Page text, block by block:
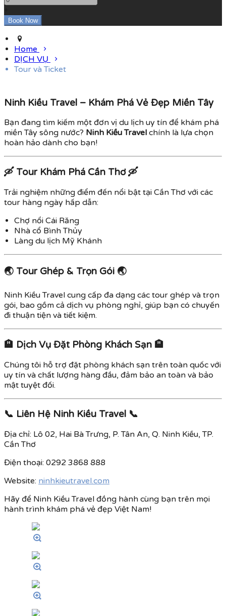
Home
DỊCH VỤ
Tour và Ticket
Ninh Kiều Travel – Khám Phá Vẻ Đẹp Miền Tây
Bạn đang tìm kiếm một đơn vị du lịch uy tín để khám phá
miền Tây sông nước? Ninh Kiều Travel chính là lựa chọn
hoàn hảo dành cho bạn!
🛶 Tour Khám Phá Cần Thơ 🛶
Trải nghiệm những điểm đến nổi bật tại Cần Thơ với các
tour hàng ngày hấp dẫn:
Chợ nổi Cái Răng
Nhà cổ Bình Thủy
Làng du lịch Mỹ Khánh
🌏 Tour Ghép & Trọn Gói 🌏
Ninh Kiều Travel cung cấp đa dạng các tour ghép và trọn
gói, bao gồm cả dịch vụ phòng nghỉ, giúp bạn có chuyến
đi thuận tiện và tiết kiệm.
🏨 Dịch Vụ Đặt Phòng Khách Sạn 🏨
Chúng tôi hỗ trợ đặt phòng khách sạn trên toàn quốc với
uy tín và chất lượng hàng đầu, đảm bảo an toàn và bảo
mật tuyệt đối.
📞 Liên Hệ Ninh Kiều Travel 📞
Địa chỉ: Lô 02, Hai Bà Trưng, P. Tân An, Q. Ninh Kiều, TP.
Cần Thơ
Điện thoại: 0292 3868 888
Website: ninhkieutravel.com
Hãy để Ninh Kiều Travel đồng hành cùng bạn trên mọi
hành trình khám phá vẻ đẹp Việt Nam!